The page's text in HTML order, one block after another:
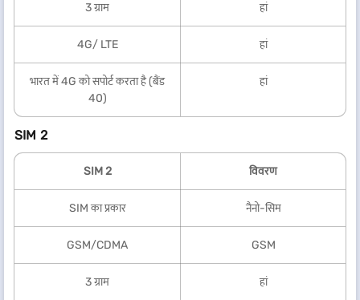
3 ग्राम हां
4G/ LTE हां
भारत में 4G को सपोर्ट करता है (बैंड
40)
हां
SIM 2
SIM 2 विवरण
SIM का प्रकार नैनो-सिम
GSM/CDMA GSM
3 ग्राम हां